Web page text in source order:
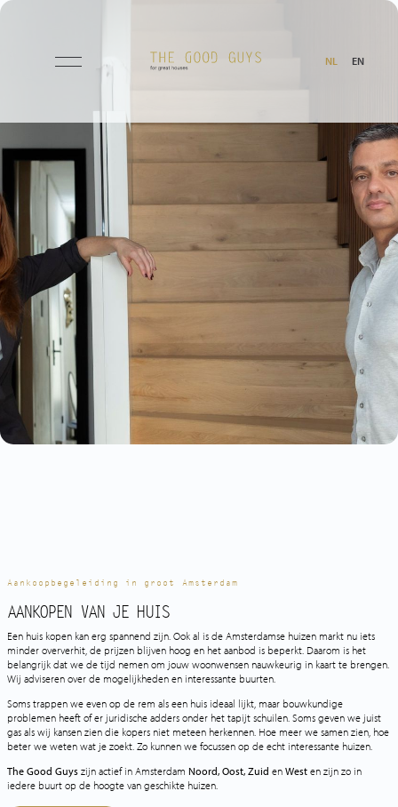
NL EN
Aanbod
Wie zijn wij
Tips & Tricks
Aankopen
Do it yourself
Contact
Aankoopbegeleiding in groot Amsterdam
AANKOPEN VAN JE HUIS
Een huis kopen kan erg spannend zijn. Ook al is de Amsterdamse huizen markt nu iets
minder oververhit, de prijzen blijven hoog en het aanbod is beperkt. Daarom is het
belangrijk dat we de tijd nemen om jouw woonwensen nauwkeurig in kaart te brengen.
Wij adviseren over de mogelijkheden en interessante buurten.
Soms trappen we even op de rem als een huis ideaal lijkt, maar bouwkundige
problemen heeft of er juridische adders onder het tapijt schuilen. Soms geven we juist
gas als wij kansen zien die kopers niet meteen herkennen. Hoe meer we samen zien, hoe
beter we weten wat je zoekt. Zo kunnen we focussen op de echt interessante huizen.
The Good Guyszijn actief in Amsterdam Noord, Oost, Zuid en Westen zijn zo in
iedere buurt op de hoogte van geschikte huizen.